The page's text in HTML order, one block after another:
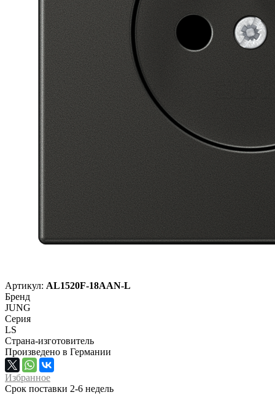
Артикул: AL1520F-18AAN-L
Бренд
JUNG
Серия
LS
Страна-изготовитель
Произведено в Германии
Избранное
Срок поставки 2-6 недель